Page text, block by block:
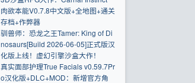
肉欲本能V0.7.8中文版+全地图+通关
存档+作弊器
驯兽师：恐龙之王Tamer: King of Di
nosaurs[Build 2026-06-05]正式版汉
化版上线！虚幻引擎沙盒大作！
真实面部护理True Facials v0.59.7Pr
o汉化版+DLC+MOD：新增官方角